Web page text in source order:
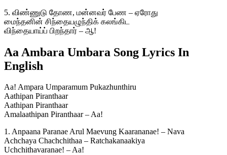
5. விண்ணுடு தோண, மன்னவர் பேண – ஏரோது
மைந்தனின் சிந்தையழுந்திக் கலங்கிட
விந்தையாய்ப் பிறந்தார் – ஆ!
Aa Ambara Umbara Song Lyrics In
English
Aa! Ampara Umparamum Pukazhunthiru
Aathipan Piranthaar
Aathipan Piranthaar
Amalaathipan Piranthaar – Aa!
1. Anpaana Paranae Arul Maevung Kaarananae! – Nava
Achchaya Chachchithaa – Ratchakanaakiya
Uchchithavaranae! – Aa!